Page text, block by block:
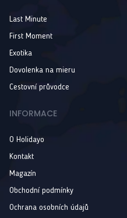
Last Minute
First Moment
Exotika
Dovolenka na mieru
Cestovní průvodce
INFORMACE
O Holidayo
Kontakt
Magazín
Obchodní podmínky
Ochrana osobních údajů